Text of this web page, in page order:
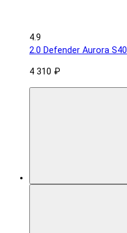
4.9
2.0 Defender Aurora S40
4 310 ₽